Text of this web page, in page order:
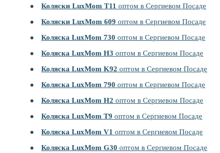
Коляски LuxMom T11 оптом в Сергиевом Посаде
Коляски LuxMom 609 оптом в Сергиевом Посаде
Коляска LuxMom 730 оптом в Сергиевом Посаде
Коляска LuxMom H3 оптом в Сергиевом Посаде
Коляска LuxMom K92 оптом в Сергиевом Посаде
Коляска LuxMom 790 оптом в Сергиевом Посаде
Коляска LuxMom H2 оптом в Сергиевом Посаде
Коляска LuxMom T9 оптом в Сергиевом Посаде
Коляска LuxMom V1 оптом в Сергиевом Посаде
Коляска LuxMom G30 оптом в Сергиевом Посаде